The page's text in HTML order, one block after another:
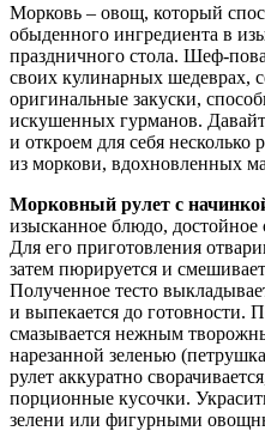
Морковь – овощ, который
обыденного ингредиента в
праздничного стола. Шеф-
своих кулинарных шедеврах,
оригинальные закуски,
искушенных гурманов.
и откроем для себя несколько
из моркови, вдохновленных
Морковный рулет с
изысканное блюдо, достойное
Для его приготовления
затем пюрируется и
Полученное тесто
и выпекается до готовности.
смазывается нежным
нарезанной зеленью
рулет аккуратно
порционные кусочки.
зелени или фигурными